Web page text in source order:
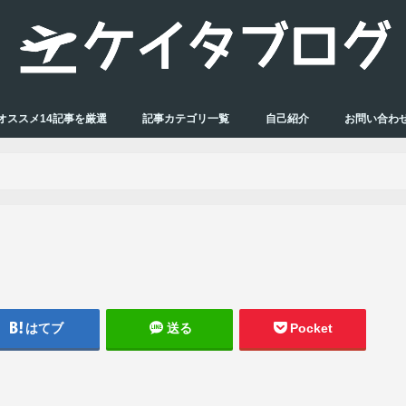
ススメ14記事を厳選 記事カテゴリ一覧 自己紹介 お問い合わ
はてブ 送る Pocket